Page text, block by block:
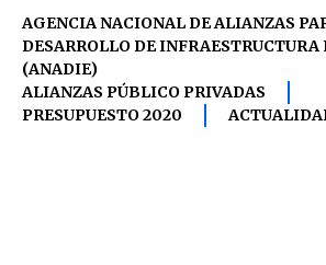
AGENCIA NACIONAL DE ALIANZAS
DESARROLLO DE INFRAESTRUCTURA
(ANADIE)
ALIANZAS PÚBLICO PRIVADAS
PRESUPUESTO 2020